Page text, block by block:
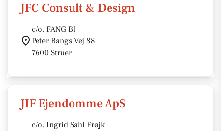
JFC Consult & Design
c/o. FANG BI
Peter Bangs Vej 88
7600 Struer
JIF Ejendomme ApS
c/o. Ingrid Sahl Frøjk